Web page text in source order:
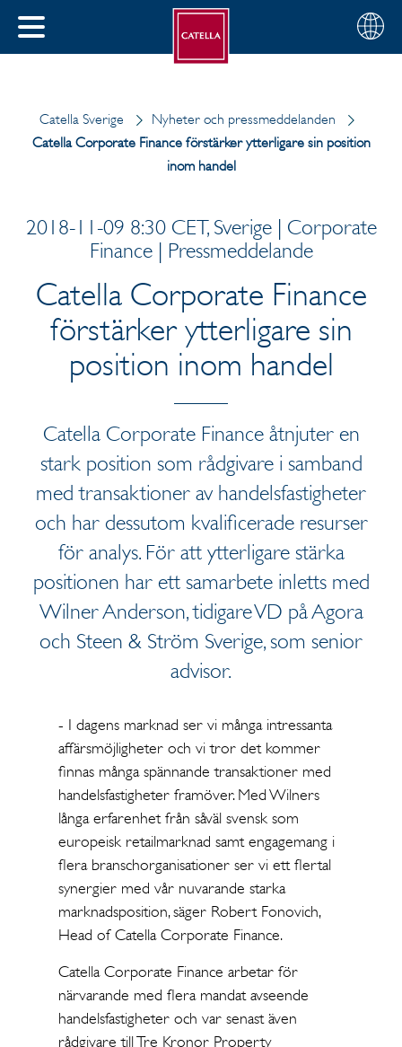
STÄNG
Välj
din
Svenska
Catella Sverige
Nyheter och pressmeddelanden
Catella Corporate Finance förstärker ytterligare sin position
inom handel
2018-11-09 8:30 CET, Sverige | Corporate
Finance | Pressmeddelande
Catella Corporate Finance
förstärker ytterligare sin
position inom handel
Catella Corporate Finance åtnjuter en
stark position som rådgivare i samband
med transaktioner av handelsfastigheter
och har dessutom kvalificerade resurser
för analys. För att ytterligare stärka
positionen har ett samarbete inletts med
Wilner Anderson, tidigare VD på Agora
och Steen & Ström Sverige, som senior
advisor.
- I dagens marknad ser vi många intressanta
affärsmöjligheter och vi tror det kommer
finnas många spännande transaktioner med
handelsfastigheter framöver. Med Wilners
långa erfarenhet från såväl svensk som
europeisk retailmarknad samt engagemang i
flera branschorganisationer ser vi ett flertal
synergier med vår nuvarande starka
marknadsposition, säger Robert Fonovich,
Head of Catella Corporate Finance.
Catella Corporate Finance arbetar för
närvarande med flera mandat avseende
handelsfastigheter och var senast även
rådgivare till Tre Kronor Property